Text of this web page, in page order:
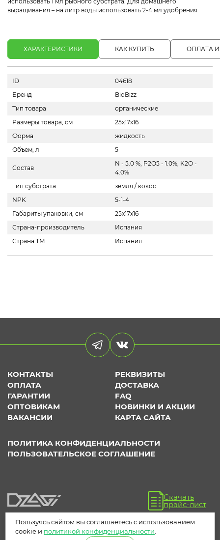
выращивания – на литр воды использовать 2-4 мл удобрения.
ХАРАКТЕРИСТИКИ КАК КУПИТЬ ОПЛАТА
ID
04618
Бренд
BioBizz
Тип товара
органические
Размеры товара, см
25х17х16
Форма
жидкость
Объем, л
5
Состав
N - 5.0 %, P2O5 - 1.0%, K2O -
4.0%
Тип субстрата
земля / кокос
NPK
5-1-4
Габариты упаковки, см
25х17х16
Страна-производитель
Испания
Страна ТМ
Испания
КОНТАКТЫ
РЕКВИЗИТЫ
ОПЛАТА
ДОСТАВКА
ГАРАНТИИ
FAQ
ОПТОВИКАМ
НОВИНКИ И АКЦИИ
ВАКАНСИИ
КАРТА САЙТА
ПОЛИТИКА КОНФИДЕНЦИАЛЬНОСТИ
ПОЛЬЗОВАТЕЛЬСКОЕ СОГЛАШЕНИЕ
Скачать
прайс-лист
Пользуясь сайтом вы соглашаетесь с использованием
cookie и политикой конфиденциальности